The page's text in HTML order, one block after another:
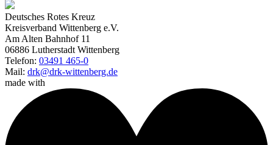
Deutsches Rotes Kreuz
Kreisverband Wittenberg e.V.
Am Alten Bahnhof 11
06886 Lutherstadt Wittenberg
Telefon: 03491 465-0
Mail: drk@drk-wittenberg.de
made with